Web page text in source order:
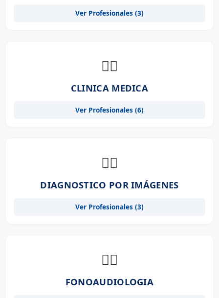
Ver Profesionales (3)
👨‍⚕️
CLINICA MEDICA
Ver Profesionales (6)
👨‍⚕️
DIAGNOSTICO POR IMÁGENES
Ver Profesionales (3)
👨‍⚕️
FONOAUDIOLOGIA